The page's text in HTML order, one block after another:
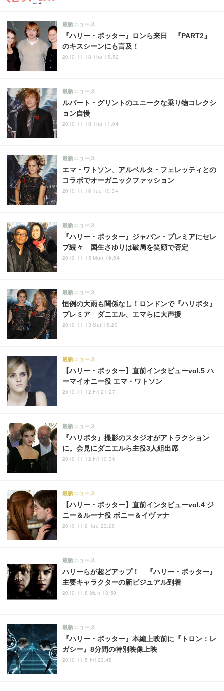
『ハリー・ポッター』ロンら来日 『PART2』
のキスシーンにも言及！
最新ニュース
2010.11.18 Thu 15:52
ルパート・グリントのユニークな乗り物コレクシ
ョン自慢
最新ニュース
2010.11.18 Thu 11:04
エマ・ワトソン、アルベルタ・フェレッティとの
コラボでオーガニックファッション
最新ニュース
2010.11.16 Tue 10:34
『ハリー・ポッター』ジャパン・プレミアにセレ
ブ続々 国生さゆりは破局を笑顔で否定
最新ニュース
2010.11.15 Mon 19:54
恒例の大雨も関係なし！ロンドンで『ハリポタ』
プレミア ダニエル、エマらに大声援
最新ニュース
2010.11.13 Sat 15:20
【ハリー・ポッター】直前インタビューvol.5 ハ
ーマイオニー役 エマ・ワトソン
最新ニュース
2010.11.12 Fri 21:27
『ハリポタ』撮影のスタジオがアトラクション
に。会見にダニエルら主役3人組出席
最新ニュース
2010.11.12 Fri 10:36
【ハリー・ポッター】直前インタビューvol.4 ジ
ニー＆ルーナ役 ボニー＆イヴァナ
最新ニュース
2010.11.9 Tue 23:26
ハリーらが超どアップ！ 『ハリー・ポッター』
主要キャラクターの新ビジュアル到着
最新ニュース
2010.11.8 Mon 13:50
『ハリー・ポッター』本編上映前に『トロン：レ
ガシー』8分間の特別映像上映
最新ニュース
2010.11.5 Fri 23:48